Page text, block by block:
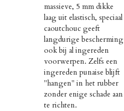
massieve, 5 mm dikke
laag uit elastisch, speciaal
caoutchouc geeft
langdurige bescherming
ook bij al ingereden
voorwerpen. Zelfs een
ingereden punaise blijft
"hangen" in het rubber
zonder enige schade aan
te richten.